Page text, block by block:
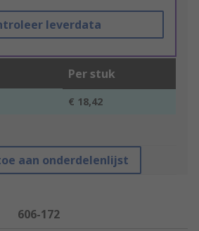
leverdata
Per stuk
€ 18,42
aan onderdelenlijst
606-172